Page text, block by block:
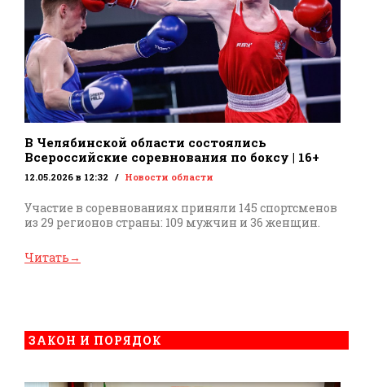
В Челябинской области состоялись
Всероссийские соревнования по боксу | 16+
12.05.2026 в 12:32 Новости области
Участие в соревнованиях приняли 145 спортсменов
из 29 регионов страны: 109 мужчин и 36 женщин.
Читать→
ЗАКОН И ПОРЯДОК